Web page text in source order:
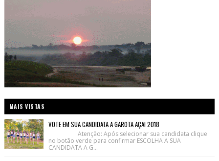
MAIS VISTAS
VOTE EM SUA CANDIDATA A GAROTA AÇAI 2018
Atenção: Após selecionar sua candidata clique
no botão verde para confirmar ESCOLHA A SUA
CANDIDATA A G...